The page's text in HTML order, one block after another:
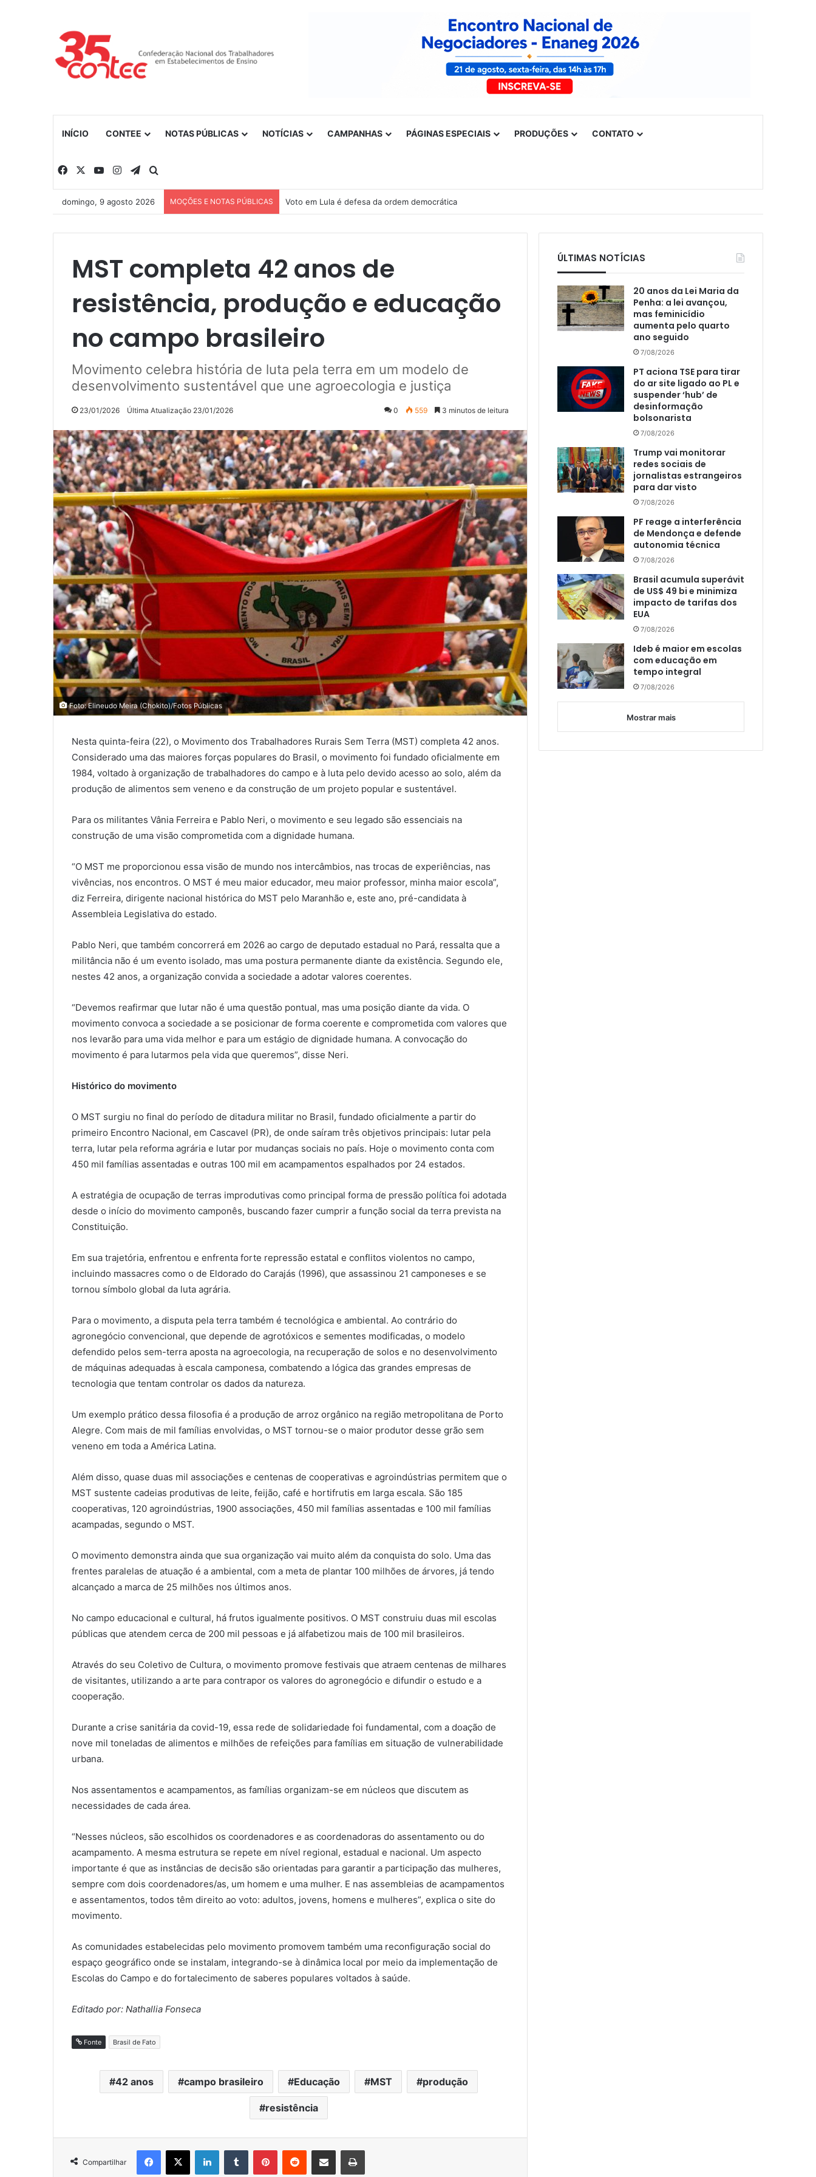
INÍCIO CONTEE NOTAS PÚBLICAS NOTÍCIAS CAMPANHAS PÁGINAS ESPECIAIS PRODUÇÕES CONTATO
Facebook YouTubeInstagramTelegram
domingo, 9 agosto 2026 MOÇÕES E NOTAS PÚBLICAS Nota de solidariedade ao povo venezuelano
MST completa 42 anos de
resistência, produção e educação
no campo brasileiro
Movimento celebra história de luta pela terra em um modelo de
desenvolvimento sustentável que une agroecologia e justiça
23/01/2026 Última Atualização 23/01/2026 0 559 3 minutos de leitura
Foto: Elineudo Meira (Chokito)/Fotos Públicas
Nesta quinta-feira (22), o Movimento dos Trabalhadores Rurais Sem Terra (MST) completa 42 anos.
Considerado uma das maiores forças populares do Brasil, o movimento foi fundado oficialmente em
1984, voltado à organização de trabalhadores do campo e à luta pelo devido acesso ao solo, além da
produção de alimentos sem veneno e da construção de um projeto popular e sustentável.
Para os militantes Vânia Ferreira e Pablo Neri, o movimento e seu legado são essenciais na
construção de uma visão comprometida com a dignidade humana.
“O MST me proporcionou essa visão de mundo nos intercâmbios, nas trocas de experiências, nas
vivências, nos encontros. O MST é meu maior educador, meu maior professor, minha maior escola”,
diz Ferreira, dirigente nacional histórica do MST pelo Maranhão e, este ano, pré-candidata à
Assembleia Legislativa do estado.
Pablo Neri, que também concorrerá em 2026 ao cargo de deputado estadual no Pará, ressalta que a
militância não é um evento isolado, mas uma postura permanente diante da existência. Segundo ele,
nestes 42 anos, a organização convida a sociedade a adotar valores coerentes.
“Devemos reafirmar que lutar não é uma questão pontual, mas uma posição diante da vida. O
movimento convoca a sociedade a se posicionar de forma coerente e comprometida com valores que
nos levarão para uma vida melhor e para um estágio de dignidade humana. A convocação do
movimento é para lutarmos pela vida que queremos”, disse Neri.
Histórico do movimento
O MST surgiu no final do período de ditadura militar no Brasil, fundado oficialmente a partir do
primeiro Encontro Nacional, em Cascavel (PR), de onde saíram três objetivos principais: lutar pela
terra, lutar pela reforma agrária e lutar por mudanças sociais no país. Hoje o movimento conta com
450 mil famílias assentadas e outras 100 mil em acampamentos espalhados por 24 estados.
A estratégia de ocupação de terras improdutivas como principal forma de pressão política foi adotada
desde o início do movimento camponês, buscando fazer cumprir a função social da terra prevista na
Constituição.
Em sua trajetória, enfrentou e enfrenta forte repressão estatal e conflitos violentos no campo,
incluindo massacres como o de Eldorado do Carajás (1996), que assassinou 21 camponeses e se
tornou símbolo global da luta agrária.
Para o movimento, a disputa pela terra também é tecnológica e ambiental. Ao contrário do
agronegócio convencional, que depende de agrotóxicos e sementes modificadas, o modelo
defendido pelos sem-terra aposta na agroecologia, na recuperação de solos e no desenvolvimento
de máquinas adequadas à escala camponesa, combatendo a lógica das grandes empresas de
tecnologia que tentam controlar os dados da natureza.
Um exemplo prático dessa filosofia é a produção de arroz orgânico na região metropolitana de Porto
Alegre. Com mais de mil famílias envolvidas, o MST tornou-se o maior produtor desse grão sem
veneno em toda a América Latina.
Além disso, quase duas mil associações e centenas de cooperativas e agroindústrias permitem que o
MST sustente cadeias produtivas de leite, feijão, café e hortifrutis em larga escala. São 185
cooperativas, 120 agroindústrias, 1900 associações, 450 mil famílias assentadas e 100 mil famílias
acampadas, segundo o MST.
O movimento demonstra ainda que sua organização vai muito além da conquista do solo. Uma das
frentes paralelas de atuação é a ambiental, com a meta de plantar 100 milhões de árvores, já tendo
alcançado a marca de 25 milhões nos últimos anos.
No campo educacional e cultural, há frutos igualmente positivos. O MST construiu duas mil escolas
públicas que atendem cerca de 200 mil pessoas e já alfabetizou mais de 100 mil brasileiros.
Através do seu Coletivo de Cultura, o movimento promove festivais que atraem centenas de milhares
de visitantes, utilizando a arte para contrapor os valores do agronegócio e difundir o estudo e a
cooperação.
Durante a crise sanitária da covid-19, essa rede de solidariedade foi fundamental, com a doação de
nove mil toneladas de alimentos e milhões de refeições para famílias em situação de vulnerabilidade
urbana.
Nos assentamentos e acampamentos, as famílias organizam-se em núcleos que discutem as
necessidades de cada área.
“Nesses núcleos, são escolhidos os coordenadores e as coordenadoras do assentamento ou do
acampamento. A mesma estrutura se repete em nível regional, estadual e nacional. Um aspecto
importante é que as instâncias de decisão são orientadas para garantir a participação das mulheres,
sempre com dois coordenadores/as, um homem e uma mulher. E nas assembleias de acampamentos
e assentamentos, todos têm direito ao voto: adultos, jovens, homens e mulheres”, explica o site do
movimento.
As comunidades estabelecidas pelo movimento promovem também uma reconfiguração social do
espaço geográfico onde se instalam, integrando-se à dinâmica local por meio da implementação de
Escolas do Campo e do fortalecimento de saberes populares voltados à saúde.
Editado por: Nathallia Fonseca
Fonte Brasil de Fato
42 anos campo brasileiro Educação MST produção
resistência
Compartilhar
ÚLTIMAS NOTÍCIAS
20 anos da Lei Maria da
Penha: a lei avançou,
mas feminicídio
aumenta pelo quarto
ano seguido
7/08/2026
PT aciona TSE para tirar
do ar site ligado ao PL e
suspender ‘hub’ de
desinformação
bolsonarista
7/08/2026
Trump vai monitorar
redes sociais de
jornalistas estrangeiros
para dar visto
7/08/2026
PF reage a interferência
de Mendonça e defende
autonomia técnica
7/08/2026
Brasil acumula superávit
de US$ 49 bi e minimiza
impacto de tarifas dos
EUA
7/08/2026
Ideb é maior em escolas
com educação em
tempo integral
7/08/2026
Mostrar mais